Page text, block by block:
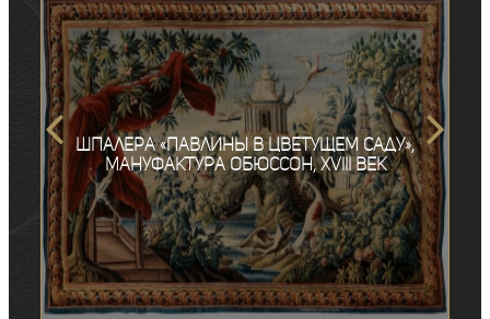
Шпалера «‎Павлины в цветущем саду»,
мануфактура Обюссон, XVIII век